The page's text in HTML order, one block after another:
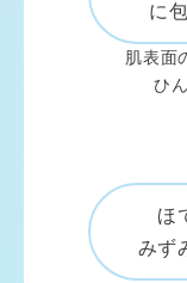
に
肌表面
ひ
ほ
みず